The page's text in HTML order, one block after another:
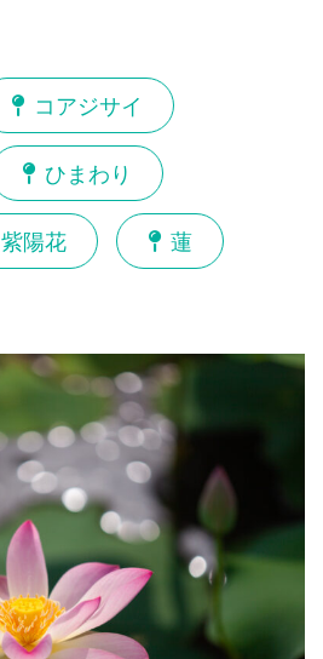
コアジサイ
ひまわり
紫陽花 蓮